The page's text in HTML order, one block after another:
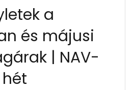
a
és májusi
| NAV-
hét